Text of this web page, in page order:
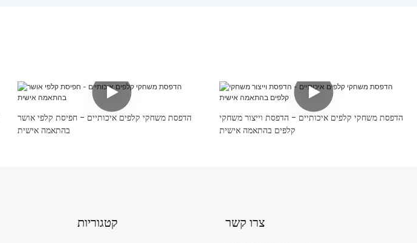
הדפסת משחקי קלפים איכותיים - חפיסת קלפי אושר
בהתאמה אישית
הדפסת משחקי קלפים איכותיים - הדפסת וייצור משחקי
קלפים בהתאמה אישית
קטגוריות צרו קשר